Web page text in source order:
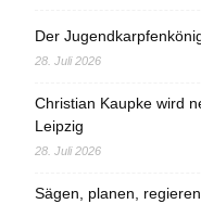
Der
28. Juli 2026
Christian Kaupke wird
Leipzig
28. Juli 2026
Sägen, planen,